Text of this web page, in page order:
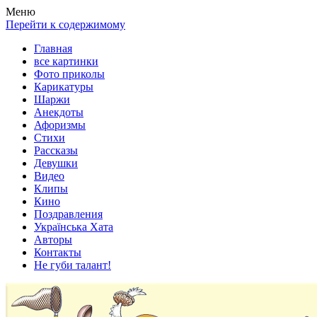
Весела хата — прикольные картинки, смешные истории, клипы!
Покажем всем ваши фото приколы, карикатуры, шаржи, стихи,
Меню
Перейти к содержимому
Главная
все картинки
Фото приколы
Карикатуры
Шаржи
Анекдоты
Афоризмы
Стихи
Рассказы
Девушки
Видео
Клипы
Кино
Поздравления
Українська Хата
Авторы
Контакты
Не губи талант!